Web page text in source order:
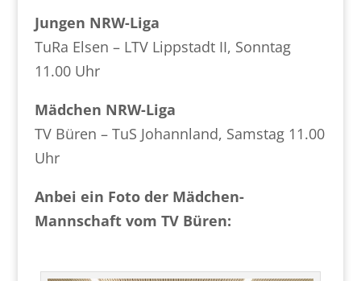
Jungen NRW-Liga
TuRa Elsen – LTV Lippstadt II, Sonntag
11.00 Uhr
Mädchen NRW-Liga
TV Büren – TuS Johannland, Samstag 11.00
Uhr
Anbei ein Foto der Mädchen-
Mannschaft vom TV Büren: